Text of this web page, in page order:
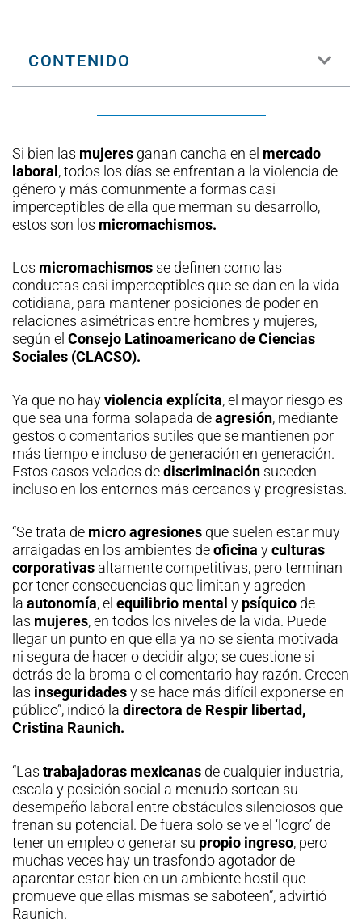
CONTENIDO
Si bien las mujeres ganan cancha en el mercado
laboral , todos los días se enfrentan a la violencia de
género y más comunmente a formas casi
imperceptibles de ella que merman su desarrollo,
estos son los micromachismos.
Los micromachismos se definen como las
conductas casi imperceptibles que se dan en la vida
cotidiana, para mantener posiciones de poder en
relaciones asimétricas entre hombres y mujeres,
según el Consejo Latinoamericano de Ciencias
Sociales (CLACSO).
Ya que no hayviolencia explícita, el mayor riesgo es
que sea una forma solapada deagresión, mediante
gestos o comentarios sutiles que se mantienen por
más tiempo e incluso de generación en generación.
Estos casos velados dediscriminación suceden
incluso en los entornos más cercanos y progresistas.
“Se trata de micro agresiones que suelen estar muy
arraigadas en los ambientes deoficina yculturas
corporativas altamente competitivas, pero terminan
por tener consecuencias que limitan y agreden
la autonomía, el equilibrio mental y psíquico de
las mujeres, en todos los niveles de la vida. Puede
llegar un punto en que ella ya no se sienta motivada
ni segura de hacer o decidir algo; se cuestione si
detrás de la broma o el comentario hay razón. Crecen
las inseguridadesy se hace más difícil exponerse en
público”, indicó la directora de Respir libertad,
Cristina Raunich.
“Las trabajadoras mexicanas de cualquier industria,
escala y posición social a menudo sortean su
desempeño laboral entre obstáculos silenciosos que
frenan su potencial. De fuera solo se ve el ‘logro’ de
tener un empleo o generar su propio ingreso, pero
muchas veces hay un trasfondo agotador de
aparentar estar bien en un ambiente hostil que
promueve que ellas mismas se saboteen”, advirtió
Raunich.